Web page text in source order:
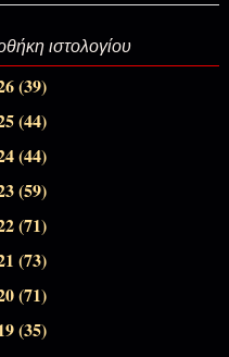
ιστολογίου
(39)
(44)
(44)
(59)
(71)
(73)
(71)
(35)